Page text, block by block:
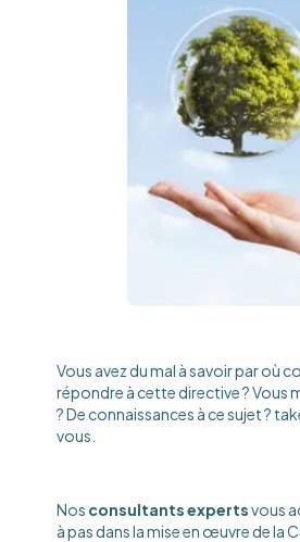
Vous avez du mal à savoir par où
répondre à cette directive ? Vous
? De connaissances à ce sujet ?
vous.
Nos consultants expertsvous
à pas dans la mise en œuvre de la